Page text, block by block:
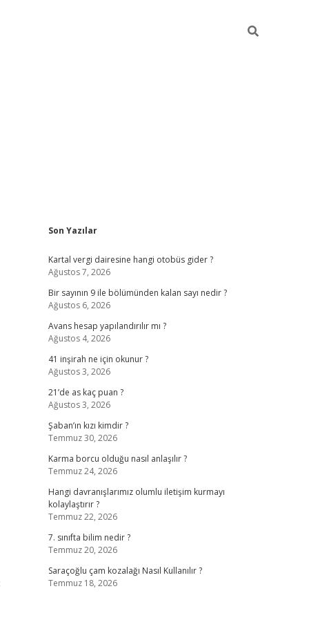
Sidebar
Son Yazılar
Kartal vergi dairesine hangi otobüs gider ?
Ağustos 7, 2026
Bir sayının 9 ile bölümünden kalan sayı nedir ?
Ağustos 6, 2026
Avans hesap yapılandırılır mı ?
Ağustos 4, 2026
41 inşirah ne için okunur ?
Ağustos 3, 2026
21’de as kaç puan ?
Ağustos 3, 2026
Şaban’ın kızı kimdir ?
Temmuz 30, 2026
Karma borcu olduğu nasıl anlaşılır ?
Temmuz 24, 2026
Hangi davranışlarımız olumlu iletişim kurmayı
kolaylaştırır ?
Temmuz 22, 2026
7. sınıfta bilim nedir ?
Temmuz 20, 2026
Saraçoğlu çam kozalağı Nasıl Kullanılır ?
Temmuz 18, 2026